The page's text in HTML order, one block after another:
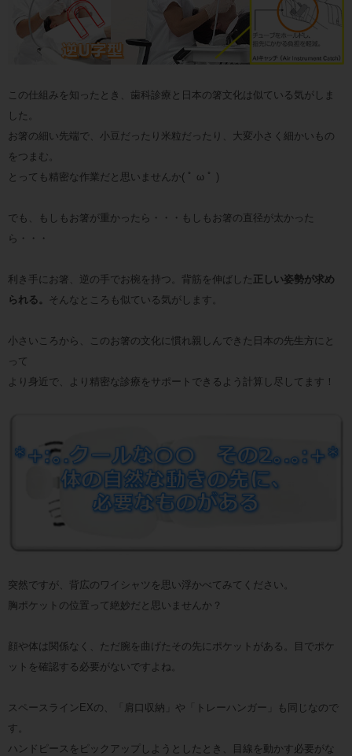
この仕組みを知ったとき、歯科診療と日本の箸文化は似ている気がしま
した。
お箸の細い先端で、小豆だったり米粒だったり、大変小さく細かいもの
をつまむ。
とっても精密な作業だと思いませんか( ﾟ ω ﾟ )
でも、もしもお箸が重かったら・・・もしもお箸の直径が太かった
ら・・・
利き手にお箸、逆の手でお椀を持つ。背筋を伸ばした 正しい姿勢が求め
られる。
そんなところも似ている気がします。
小さいころから、このお箸の文化に慣れ親しんできた日本の先生方にと
って
より身近で、より精密な診療をサポートできるよう計算し尽してます！
突然ですが、背広のワイシャツを思い浮かべてみてください。
胸ポケットの位置って絶妙だと思いませんか？
顔や体は関係なく、ただ腕を曲げたその先にポケットがある。目でポケ
ットを確認する必要がないですよね。
スペースラインEXの、「肩口収納」や「トレーハンガー」も同じなので
す。
ハンドピースをピックアップしようとしたとき、目線を動かす必要がな